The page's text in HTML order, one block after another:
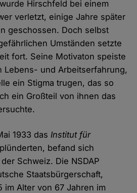
Hirschfeld bei einem
verletzt, einige Jahre später
geschossen. Doch selbst
Umständen setzte
fort. Seine Motivaton speiste
Lebens- und Arbeitserfahrung,
ein Stigma trugen, das so
ein Großteil von ihnen das
1933 das Institut für
befand sich
Schweiz. Die NSDAP
Staatsbürgerschaft,
im Alter von 67 Jahren im